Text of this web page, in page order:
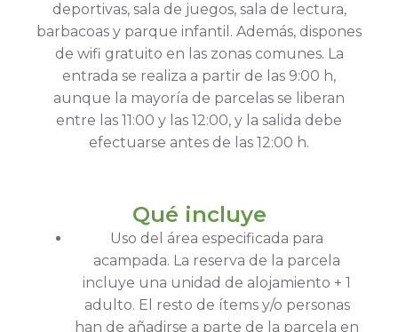
deportivas, sala de juegos, sala de lectura,
barbacoas y parque infantil. Además, dispones
de wifi gratuito en las zonas comunes. La
entrada se realiza a partir de las 9:00 h,
aunque la mayoría de parcelas se liberan
entre las 11:00 y las 12:00, y la salida debe
efectuarse antes de las 12:00 h.
Qué incluye
Uso del área especificada para
acampada. La reserva de la parcela
incluye una unidad de alojamiento + 1
adulto. El resto de ítems y/o personas
han de añadirse a parte de la parcela en